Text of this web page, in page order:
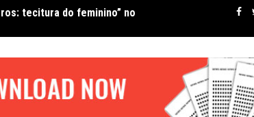
real nas redes
Van Nobre assina